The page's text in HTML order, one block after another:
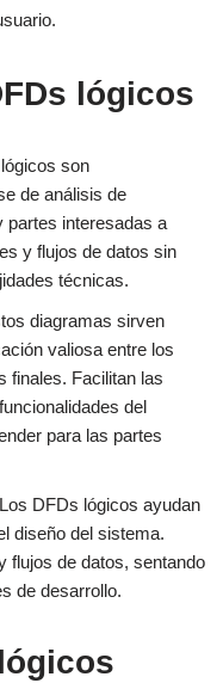
lógicos
son
de análisis de
partes interesadas a
y flujos de datos sin
técnicas.
diagramas sirven
valiosa entre los
finales. Facilitan las
del
para las partes
Los DFDs lógicos ayudan
diseño del sistema.
flujos de datos, sentando
de desarrollo.